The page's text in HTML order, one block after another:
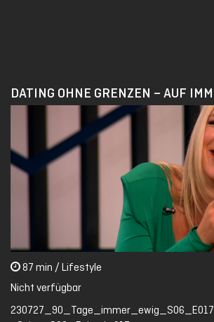
87 min / Lifestyle
Nicht verfügbar
230727_90_Tage_immer_ewig_S06_E017